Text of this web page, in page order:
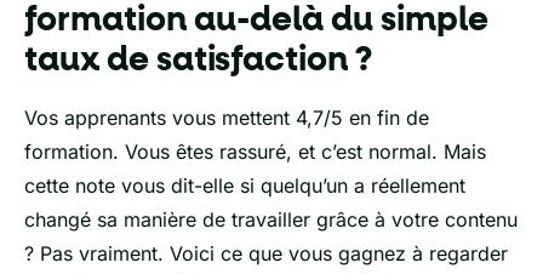
formation au-delà du simple
taux de satisfaction ?
Vos apprenants vous mettent 4,7/5 en fin de
formation. Vous êtes rassuré, et c’est normal. Mais
cette note vous dit-elle si quelqu’un a réellement
changé sa manière de travailler grâce à votre contenu
? Pas vraiment. Voici ce que vous gagnez à regarder